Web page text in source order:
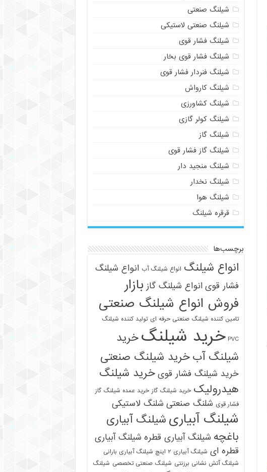
شیلنگ صنعتی
شیلنگ صنعتی لاستیکی
شیلنگ فشار قوی
شیلنگ فشار قوی بخار
شیلنگ فنردار فشار قوی
شیلنگ کارواش
شیلنگ کشاورزی
شیلنگ کولر گازی
شیلنگ گاز
شیلنگ گاز فشار قوی
شیلنگ منجید دار
شیلنگ نخدار
شیلنگ هوا
قرقره شیلنگ
برچسب‌ها
انواع شیلنگ انواع شیلنگ آب انواع شیلنگ
فشار قوی انواع شیلنگ گاز بازار
فروش انواع شیلنگ صنعتی
تامین کننده شیلنگ صنعتی حرفه ای تولید کننده شیلنگ
PVC خرید شیلنگ خرید
شیلنگ آب خرید شیلنگ صنعتی
خرید شیلنگ فشار قوی خرید شیلنگ
هیدرولیک خرید شیلنگ گاز خرید عمده شیلنگ گاز
فشار قوی شلنگ صنعتی شلنگ لاستیکی
شیلنگ آبیاری شیلنگ آبیاری
باغچه شیلنگ آبیاری قطره شیلنگ آبیاری
قطره ای شیلنگ آبیاری ۲ اینچ شیلنگ آبیاری بارانی
شیلنگ آتش نشانی برزنتی شیلنگ صنعتی تخصصی شیلنگ